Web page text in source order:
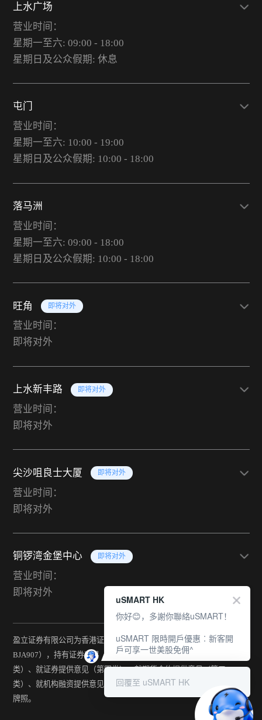
上水广场
营业时间：
星期一至六: 09:00 - 18:00
星期日及公众假期: 休息
屯门
营业时间：
星期一至六: 10:00 - 19:00
星期日及公众假期: 10:00 - 18:00
落马洲
营业时间：
星期一至六: 09:00 - 18:00
星期日及公众假期: 10:00 - 18:00
旺角 即将对外
营业时间：
即将对外
上水新丰路 即将对外
营业时间：
即将对外
尖沙咀良士大厦 即将对外
营业时间：
即将对外
铜锣湾金堡中心 即将对外
营业时间：
即将对外
盈立证券有限公司为香港证监会持牌法团（中央编号：
BJA907），持有证券交易（第一类）、期货合约交易（第二
类）、就证券提供意见（第四类）、就期货合约提供意见（第五
类）、就机构融资提供意见（第六类）及提供资产管理（第九类）
牌照。
uSMART HK
你好😊，多謝你聯絡uSMART！
uSMART 限時開戶優惠︰新客開
戶可享一世美股免佣^
回覆至 uSMART HK